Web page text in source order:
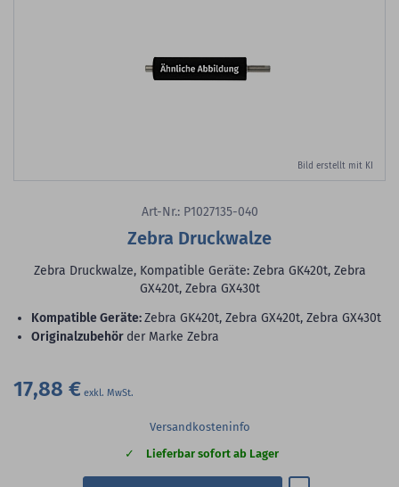
Bild erstellt mit KI
Art-Nr.: P1027135-040
Zebra Druckwalze
Zebra Druckwalze, Kompatible Geräte: Zebra GK420t, Zebra
GX420t, Zebra GX430t
Kompatible Geräte:Zebra GK420t, Zebra GX420t, Zebra GX430t
Originalzubehör der Marke Zebra
17,88 €
Versandkosteninfo
Lieferbar sofort ab Lager